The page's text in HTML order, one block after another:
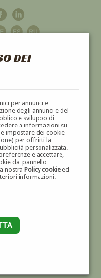
DEI
per annunci e
degli annunci e del
e sviluppo di
a informazioni su
impostare dei cookie
per offrirti la
personalizzata.
e accettare,
dal pannello
nostra Policy cookieed
informazioni.
'800 E '900